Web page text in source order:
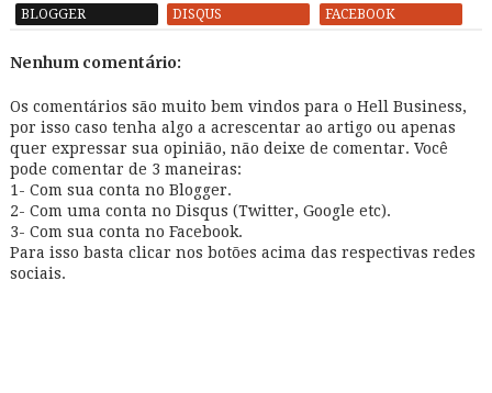
BLOGGER DISQUS FACEBOOK
Nenhum comentário:
Os comentários são muito bem vindos para o Hell Business,
por isso caso tenha algo a acrescentar ao artigo ou apenas
quer expressar sua opinião, não deixe de comentar. Você
pode comentar de 3 maneiras:
1- Com sua conta no Blogger.
2- Com uma conta no Disqus (Twitter, Google etc).
3- Com sua conta no Facebook.
Para isso basta clicar nos botões acima das respectivas redes
sociais.